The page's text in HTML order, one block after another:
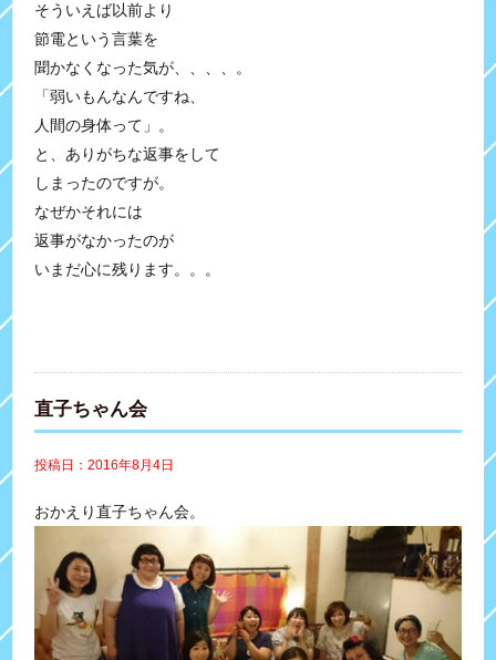
そういえば以前より
節電という言葉を
聞かなくなった気が、、、、。
「弱いもんなんですね、
人間の身体って」。
と、ありがちな返事をして
しまったのですが。
なぜかそれには
返事がなかったのが
いまだ心に残ります。。。
直子ちゃん会
投稿日：2016年8月4日
おかえり直子ちゃん会。